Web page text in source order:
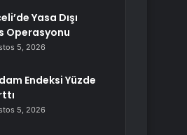
Yasa Dışı
Operasyonu
5, 2026
Endeksi Yüzde
5, 2026